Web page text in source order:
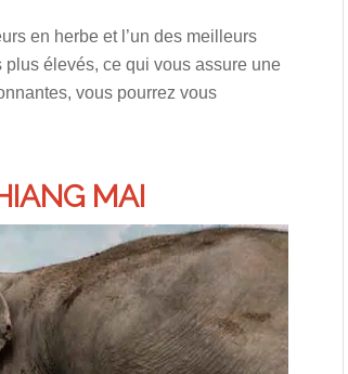
en herbe et l’un des meilleurs
plus élevés, ce qui vous assure une
vous pourrez vous
MAI